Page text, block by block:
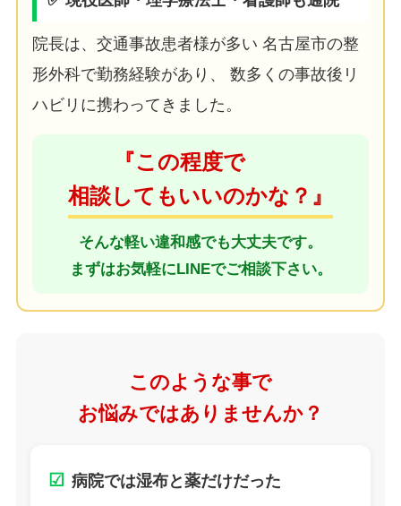
院長は、交通事故患者様が多い 名古屋市の整
形外科で勤務経験があり、 数多くの事故後リ
ハビリに携わってきました。
『この程度で
相談してもいいのかな？』
そんな軽い違和感でも大丈夫です。
まずはお気軽にLINEでご相談下さい。
このような事で
お悩みではありませんか？
☑ 病院では湿布と薬だけだった